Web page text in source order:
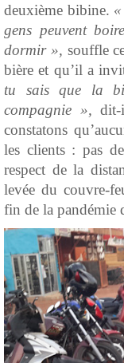
deuxième bibine.
gens peuvent
dormir », souffle
bière et qu’il a
tu sais que la
compagnie »,
constatons
les clients : pas
respect de la
levée du couvre-
fin de la pandémie